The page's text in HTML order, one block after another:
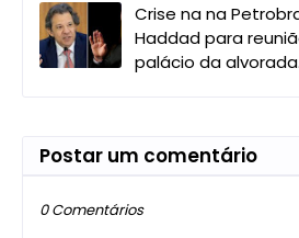
Crise na na
Haddad para
palácio da alvorada.
Postar um comentário
0 Comentários